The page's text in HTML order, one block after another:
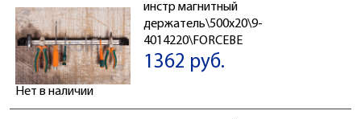
инстр магнитный
держатель\500x20\9-
4014220\FORCEBE
1362 руб.
Нет в наличии